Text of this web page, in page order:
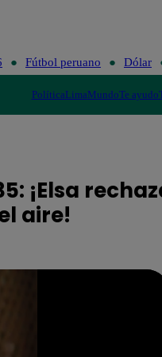
Fútbol peruano Dólar
PolíticaLimaMundoTe ayudo
¡Elsa
aire!